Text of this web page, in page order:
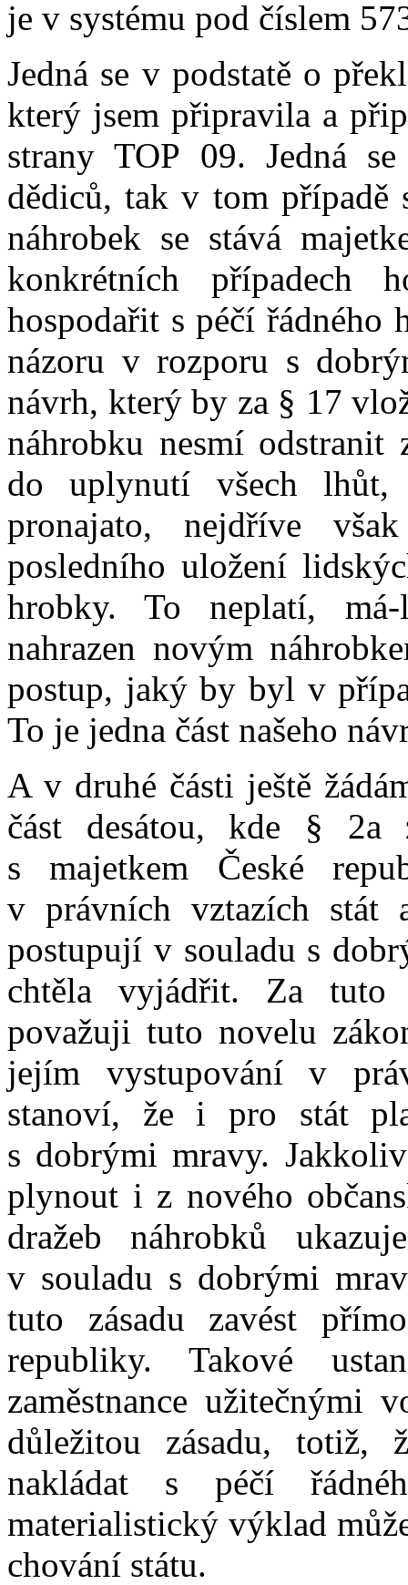
je v systému pod číslem
Jedná se v podstatě o
který jsem připravila a
strany TOP 09. Jedná
dědiců, tak v tom případě
náhrobek se stává
konkrétních případech
hospodařit s péčí řádného
názoru v rozporu s
návrh, který by za § 17
náhrobku nesmí odstranit
do uplynutí všech
pronajato, nejdříve
posledního uložení
hrobky. To neplatí, má-
nahrazen novým
postup, jaký by byl v
To je jedna část našeho
A v druhé části ještě
část desátou, kde § 2a
s majetkem České
v právních vztazích stát
postupují v souladu s
chtěla vyjádřit. Za tuto
považuji tuto novelu
jejím vystupování v
stanoví, že i pro stát
s dobrými mravy.
plynout i z nového
dražeb náhrobků
v souladu s dobrými
tuto zásadu zavést
republiky. Takové
zaměstnance užitečnými
důležitou zásadu, totiž,
nakládat s péčí
materialistický výklad
chování státu.